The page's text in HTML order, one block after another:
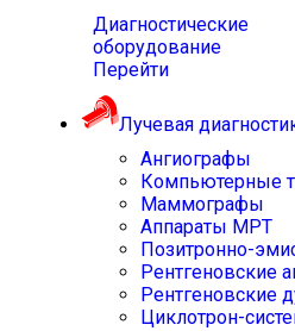
Диагностические
оборудование
Перейти
Лучевая
Ангиографы
Компьютерные
Маммографы
Аппараты МРТ
Позитронно-
Рентгеновские
Рентгеновские
Циклотрон-